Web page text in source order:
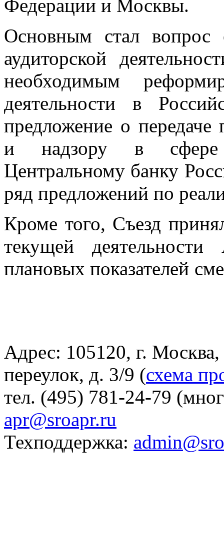
Федерации и Москвы.
Основным стал вопрос
аудиторской
необходимым
деятельности в
предложение о
и надзору в сфере
Центральному банку
ряд предложений по
Кроме того, Съезд
текущей
плановых показателей
Адрес: 105120, г.
переулок, д. 3/9 (схема
тел. (495) 781-24-79
apr@sroapr.ru
Техподдержка: